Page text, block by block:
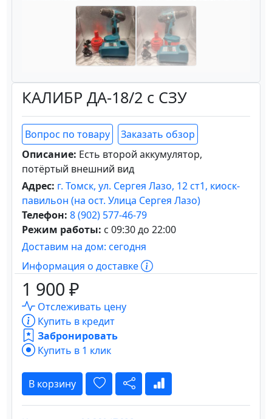
КАЛИБР ДА-18/2 с СЗУ
Вопрос по товару
Заказать обзор
Описание: Есть второй аккумулятор,
потёртый внешний вид
Адрес: г. Томск, ул. Сергея Лазо, 12 ст1, киоск-
павильон (на ост. Улица Сергея Лазо)
Телефон: 8 (902) 577-46-79
Режим работы: с 09:30 до 22:00
Доставим на дом: сегодня
Информация о доставке
1 900 ₽
Отслеживать цену
Купить в кредит
Забронировать
Купить в 1 клик
В корзину